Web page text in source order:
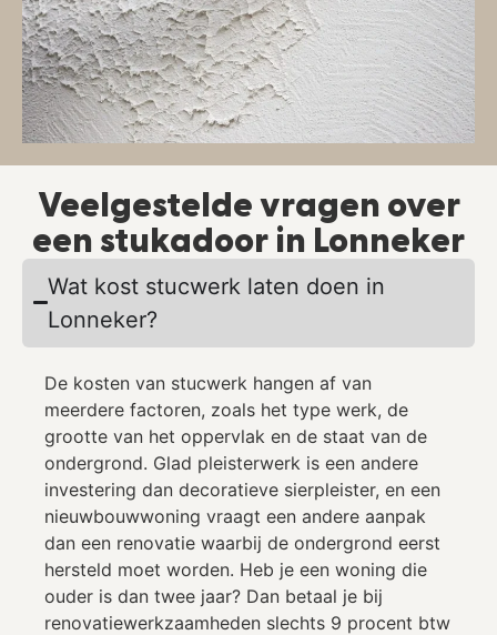
Veelgestelde vragen over
een stukadoor in Lonneker
Wat kost stucwerk laten doen in
Lonneker?
De kosten van stucwerk hangen af van
meerdere factoren, zoals het type werk, de
grootte van het oppervlak en de staat van de
ondergrond. Glad pleisterwerk is een andere
investering dan decoratieve sierpleister, en een
nieuwbouwwoning vraagt een andere aanpak
dan een renovatie waarbij de ondergrond eerst
hersteld moet worden. Heb je een woning die
ouder is dan twee jaar? Dan betaal je bij
renovatiewerkzaamheden slechts 9 procent btw